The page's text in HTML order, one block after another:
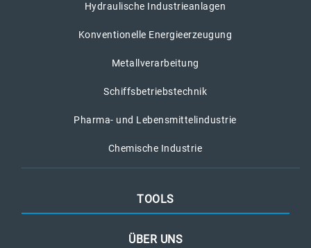
Hydraulische Industrieanlagen
Konventionelle Energieerzeugung
Metallverarbeitung
Schiffsbetriebstechnik
Pharma- und Lebensmittelindustrie
Chemische Industrie
TOOLS
ÜBER UNS